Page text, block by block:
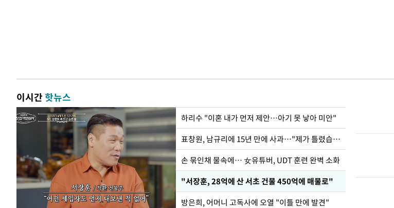
이시간핫뉴스
하리수 "이혼 내가 먼저 제안…아기 못 낳아 미안"
표창원, 남규리에 15년 만에 사과…"제가 틀렸습니다"
손 묶인채 물속에… 女유튜버, UDT 훈련 완벽 소화
"서장훈, 28억에 산 서초 건물 450억에 매물로"
방은희, 어머니 고독사에 오열 "이틀 만에 발견"